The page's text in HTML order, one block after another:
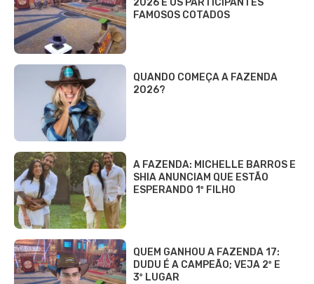
FAMOSOS COTADOS
QUANDO COMEÇA A FAZENDA
2026?
A FAZENDA: MICHELLE BARROS E
SHIA ANUNCIAM QUE ESTÃO
ESPERANDO 1º FILHO
QUEM GANHOU A FAZENDA 17:
DUDU É A CAMPEÃO; VEJA 2º E
3º LUGAR